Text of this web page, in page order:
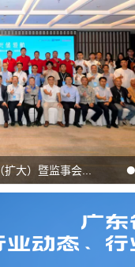
大）暨监事会...